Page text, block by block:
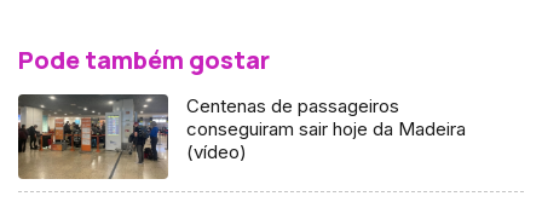
Pode também gostar
Centenas de passageiros
conseguiram sair hoje da Madeira
(vídeo)